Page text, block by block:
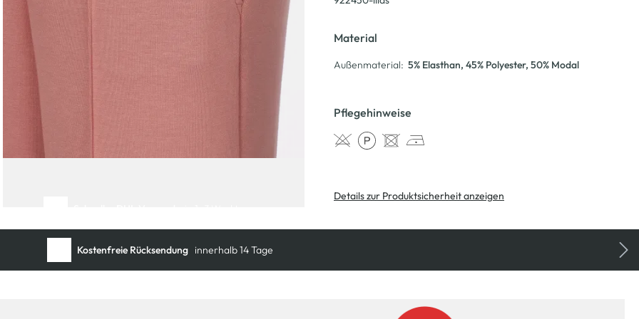
Material
Außenmaterial: 5% Elasthan, 45% Polyester, 50% Modal
Pflegehinweise
Details zur Produktsicherheit anzeigen
Kostenfreie Rücksendung innerhalb 14 Tage